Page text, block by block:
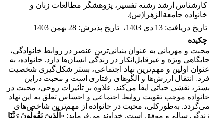
کارشناس ارشد رشته تفسیر، پژوهشگر مطالعات زنان و
خانواده جامعةالزهرا(س).
تاریخ دریافت: 13 دی 1403 ، تاریخ پذیرش: 28 بهمن 1403
چکیده
محبت و مهربانی به عنوان بنیانی‌ترین عنصر در روابط خانوادگی،
جایگاهی ویژه و غیرقابل‌انکار در زندگی انسان‌ها دارد. خانواده، به
عنوان اولین و مهم‌ترین نهاد اجتماعی، بستر شکل‌گیری شخصیت
فرد، انتقال ارزش‌ها و الگوهای رفتاری است و محبت دراین
بستر، نقشی حیاتی ایفا می‌کند. علاوه بر تأثیرات روحی، محبت در
خانواده موجب تقویت روابط اجتماعی و احساس تعلق به این نهاد
می‌گردد. به‌طورکلی، محبت در خانواده از مهم‌ترین شاخص‌های
زندگی سالم و موفق است. خداوند می‌فرماید: « الَّذِینَ یَقُولُونَ رَبَّنَا